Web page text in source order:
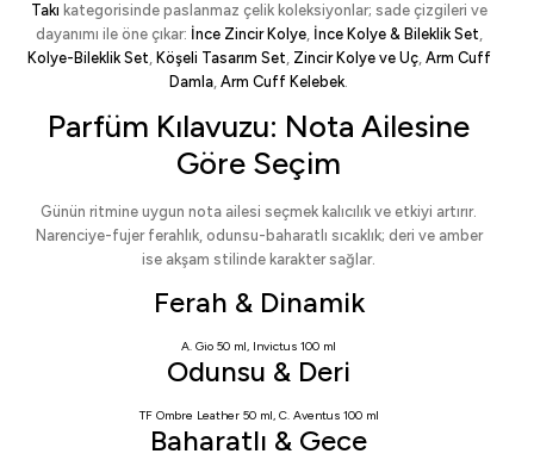
Takı kategorisinde paslanmaz çelik koleksiyonlar; sade çizgileri ve
dayanımı ile öne çıkar: İnce Zincir Kolye, İnce Kolye & Bileklik Set,
Kolye-Bileklik Set, Köşeli Tasarım Set, Zincir Kolye ve Uç, Arm Cuff
Damla, Arm Cuff Kelebek.
Parfüm Kılavuzu: Nota Ailesine
Göre Seçim
Günün ritmine uygun nota ailesi seçmek kalıcılık ve etkiyi artırır.
Narenciye-fujer ferahlık, odunsu-baharatlı sıcaklık; deri ve amber
ise akşam stilinde karakter sağlar.
Ferah & Dinamik
A. Gio 50 ml, Invictus 100 ml
Odunsu & Deri
TF Ombre Leather 50 ml, C. Aventus 100 ml
Baharatlı & Gece